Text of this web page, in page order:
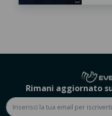
Rimani aggiornato